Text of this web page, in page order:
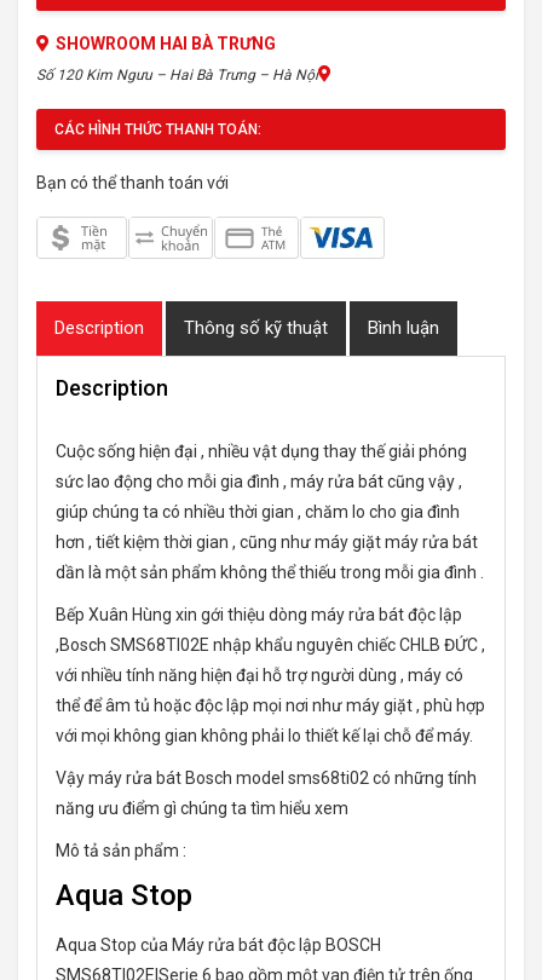
SHOWROOM HAI BÀ TRƯNG
Số 120 Kim Ngưu – Hai Bà Trưng – Hà Nội
CÁC HÌNH THỨC THANH TOÁN:
Bạn có thể thanh toán với
Description Thông số kỹ thuật Bình luận
Description
Cuộc sống hiện đại , nhiều vật dụng thay thế giải phóng
sức lao động cho mỗi gia đình , máy rửa bát cũng vậy ,
giúp chúng ta có nhiều thời gian , chăm lo cho gia đình
hơn , tiết kiệm thời gian , cũng như máy giặt máy rửa bát
dần là một sản phẩm không thể thiếu trong mỗi gia đình .
Bếp Xuân Hùng xin gới thiệu dòng máy rửa bát độc lập
,Bosch SMS68TI02E nhập khẩu nguyên chiếc CHLB ĐỨC ,
với nhiều tính năng hiện đại hỗ trợ người dùng , máy có
thể để âm tủ hoặc độc lập mọi nơi như máy giặt , phù hợp
với mọi không gian không phải lo thiết kế lại chỗ để máy.
Vậy máy rửa bát Bosch model sms68ti02 có những tính
năng ưu điểm gì chúng ta tìm hiểu xem
Mô tả sản phẩm :
Aqua Stop
Aqua Stop của Máy rửa bát độc lập BOSCH
SMS68TI02E|Serie 6 bao gồm một van điện tử trên ống